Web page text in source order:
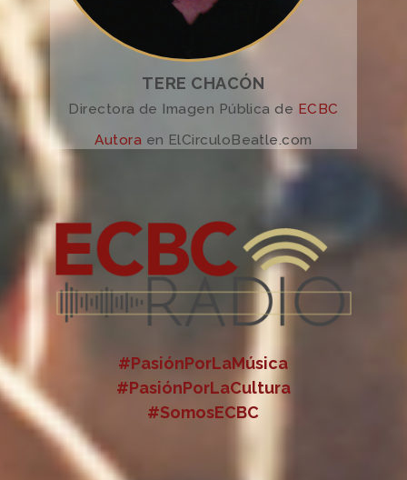
TERE CHACÓN
Directora de Imagen Pública de ECBC
Autora en ElCirculoBeatle.com
#PasiónPorLaMúsica
#PasiónPorLaCultura
#SomosECBC